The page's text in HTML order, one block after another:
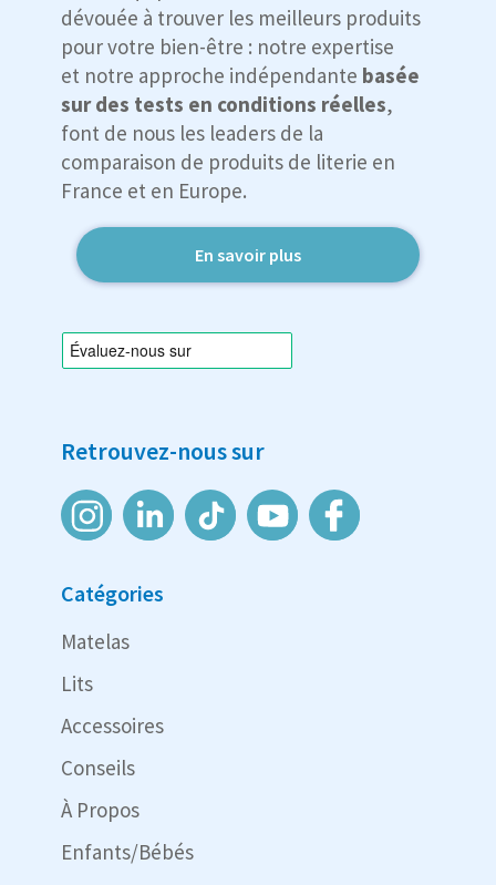
dévouée à trouver les meilleurs produits
pour votre bien-être : notre expertise
et notre approche indépendante basée
sur des tests en conditions réelles,
font de nous les leaders de la
comparaison de produits de literie en
France et en Europe.
En savoir plus
Retrouvez-nous sur
Catégories
Matelas
Lits
Accessoires
Conseils
À Propos
Enfants/Bébés